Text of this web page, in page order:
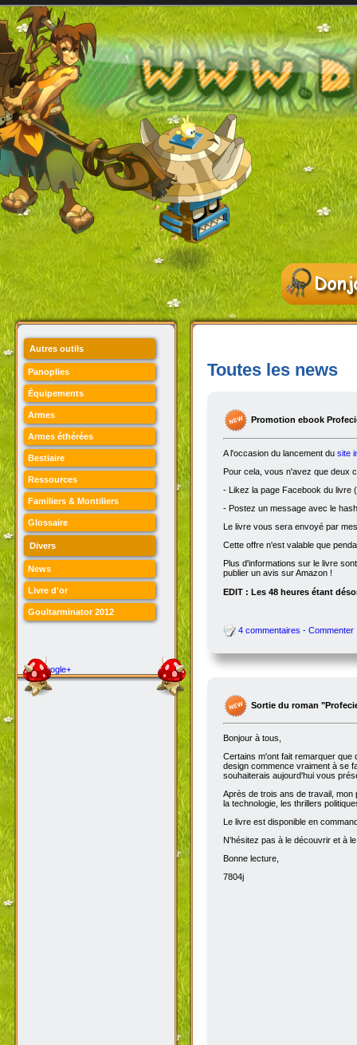
Autres outils
Panoplies
Équipements
Armes
Armes éthérées
Bestiaire
Ressources
Familiers & Montiliers
Glossaire
Divers
News
Livre d'or
Goultarminator 2012
Google+
Toutes les news
Promotion ebook
A l'occasion du lancement du site
Pour cela, vous n'avez que deux
- Likez la page Facebook du livre (
- Postez un message avec le
Le livre vous sera envoyé par
Cette offre n'est valable que
Plus d'informations sur le livre
publier un avis sur Amazon !
EDIT : Les 48 heures étant
4 commentaires - Commenter
Sortie du roman
Bonjour à tous,
Certains m'ont fait remarquer que
design commence vraiment à se
souhaiterais aujourd'hui vous
Après de trois ans de travail,
la technologie, les thrillers
Le livre est disponible en
N'hésitez pas à le découvrir et à
Bonne lecture,
7804j